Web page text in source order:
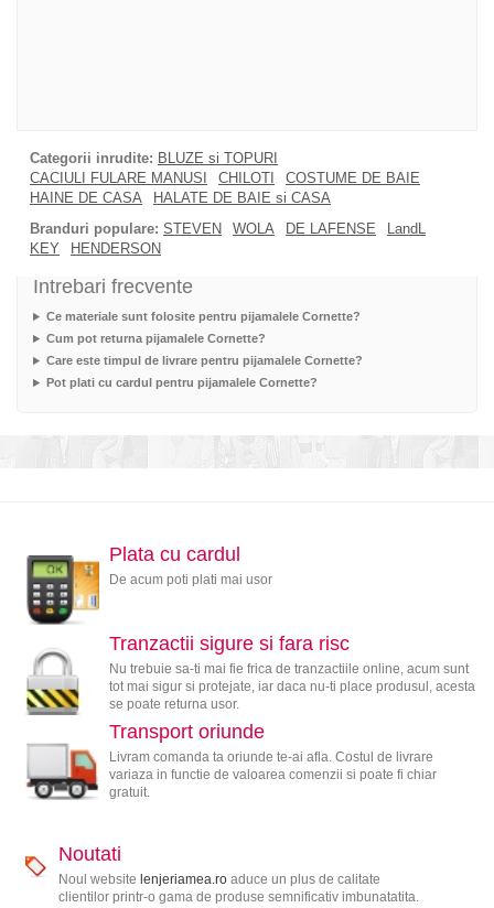
Categorii inrudite: BLUZE si TOPURI
CACIULI FULARE MANUSI
CHILOTI
COSTUME DE BAIE
HAINE DE CASA
HALATE DE BAIE si CASA
Branduri populare: STEVEN WOLA DE LAFENSE
LandL
KEY
HENDERSON
Intrebari frecvente
Ce materiale sunt folosite pentru pijamalele Cornette?
Cum pot returna pijamalele Cornette?
Care este timpul de livrare pentru pijamalele Cornette?
Pot plati cu cardul pentru pijamalele Cornette?
Plata cu cardul
De acum poti plati mai usor
Tranzactii sigure si fara risc
Nu trebuie sa-ti mai fie frica de tranzactiile online, acum sunt
tot mai sigur si protejate, iar daca nu-ti place produsul, acesta
se poate returna usor.
Transport oriunde
Livram comanda ta oriunde te-ai afla. Costul de livrare
variaza in functie de valoarea comenzii si poate fi chiar
gratuit.
Noutati
Noul website lenjeriamea.roaduce un plus de calitate
clientilor printr-o gama de produse semnificativ imbunatatita.